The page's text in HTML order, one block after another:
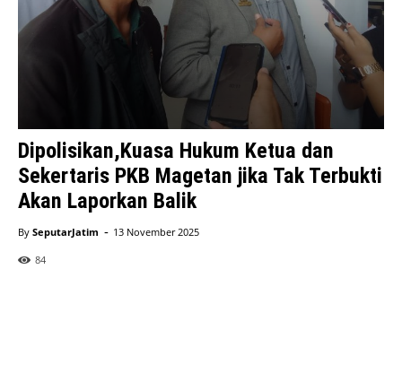
Dipolisikan,Kuasa Hukum Ketua dan
Sekertaris PKB Magetan jika Tak Terbukti
Akan Laporkan Balik
By SeputarJatim - 13 November 2025
84